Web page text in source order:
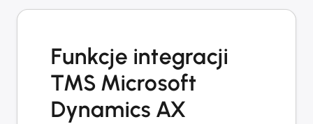
Funkcje integracji
TMS Microsoft
Dynamics AX